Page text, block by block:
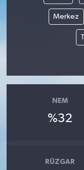
Merkez
NEM
%32
RÜZGAR